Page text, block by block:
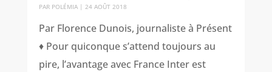
PAR POLÉMIA| 24 AOÛT 2018
Par Florence Dunois, journaliste à Présent
♦ Pour quiconque s’attend toujours au
pire, l’avantage avec France Inter est